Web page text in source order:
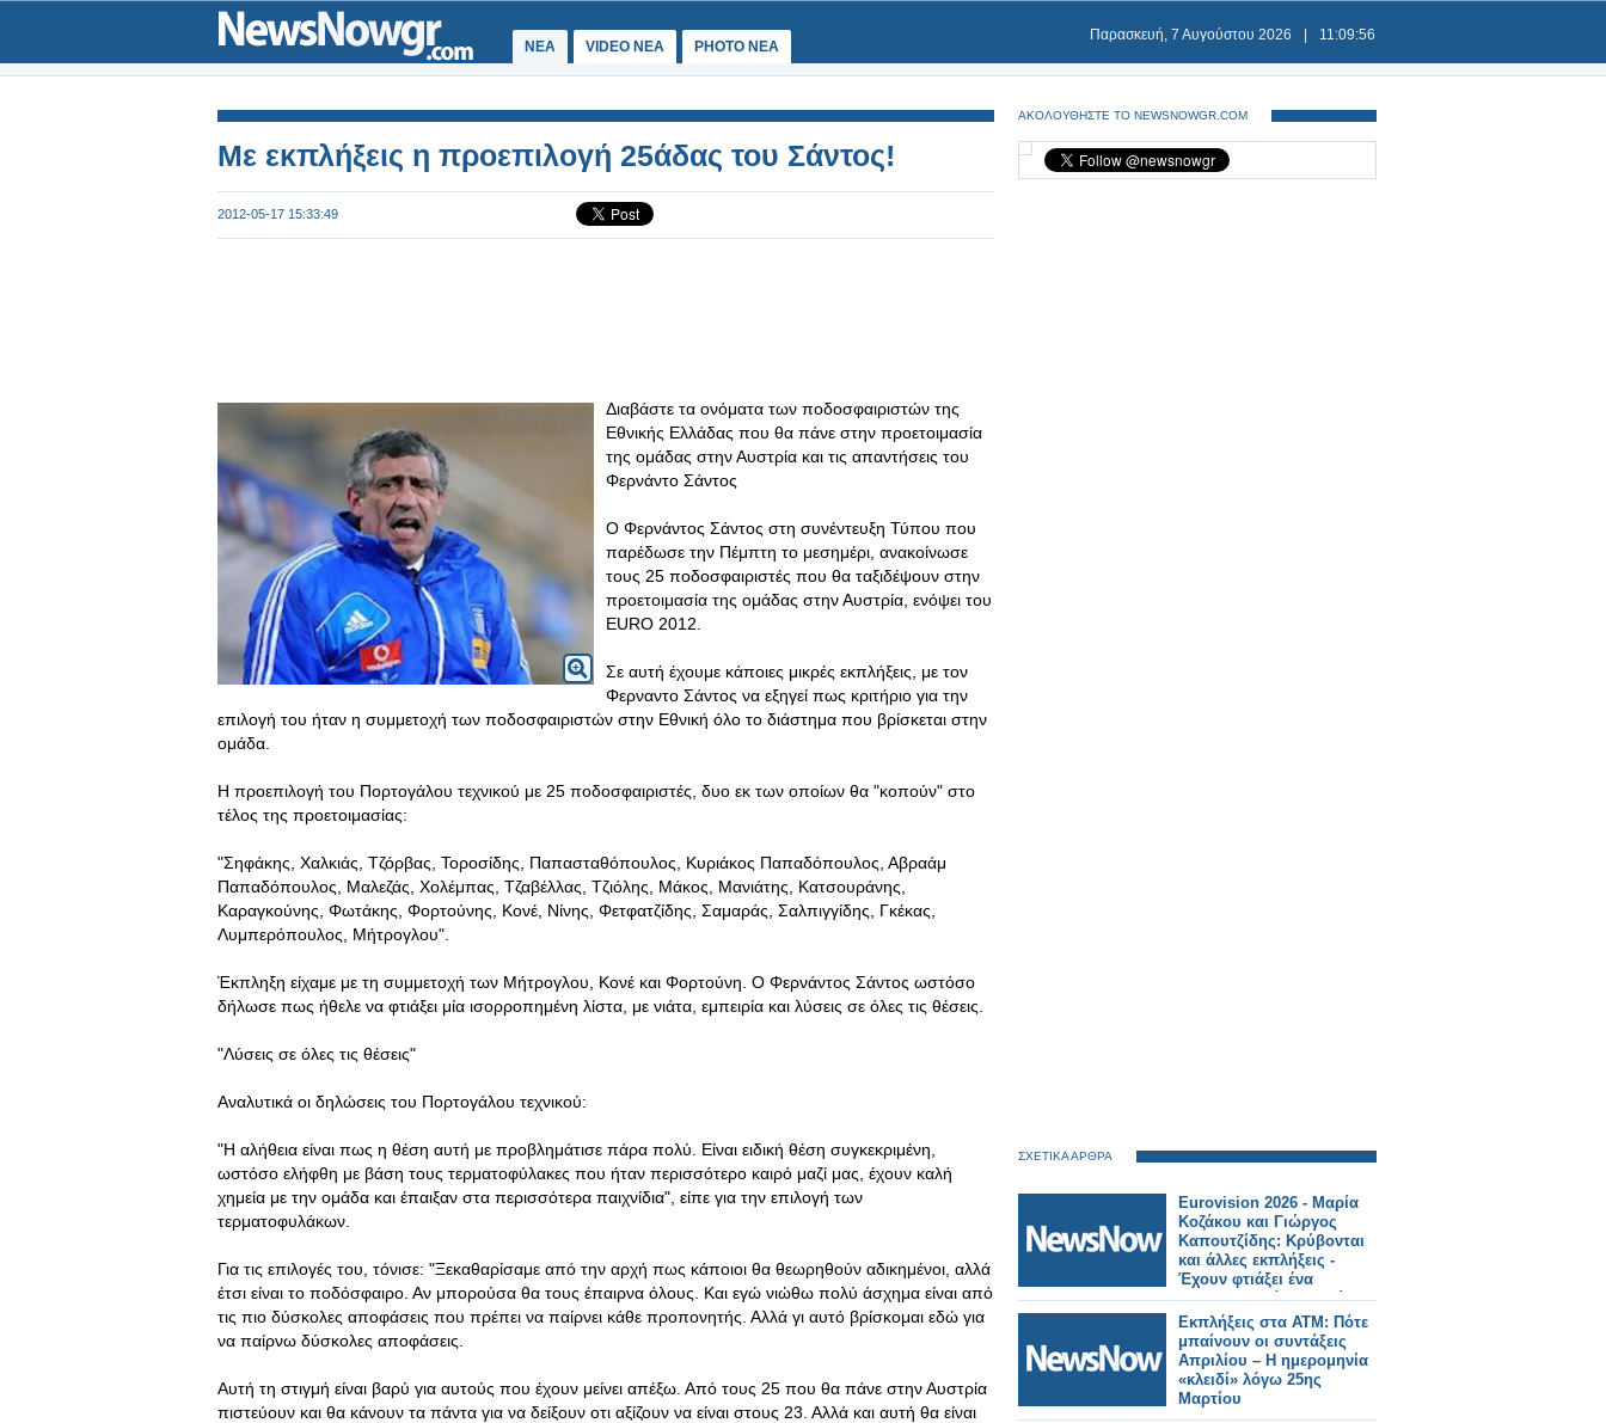
ΝΕΑ VIDEO NEA PHOTO NEA
Παρασκευή, 7 Αυγούστου 2026 11:09:57
Με εκπλήξεις η προεπιλογή 25άδας του Σάντος!
2012-05-17 15:33:49
Διαβάστε τα ονόματα των ποδοσφαιριστών της
Εθνικής Ελλάδας που θα πάνε στην προετοιμασία
της ομάδας στην Αυστρία και τις απαντήσεις του
Φερνάντο Σάντος
Ο Φερνάντος Σάντος στη συνέντευξη Τύπου που
παρέδωσε την Πέμπτη το μεσημέρι, ανακοίνωσε
τους 25 ποδοσφαιριστές που θα ταξιδέψουν στην
προετοιμασία της ομάδας στην Αυστρία, ενόψει του
EURO 2012.
Σε αυτή έχουμε κάποιες μικρές εκπλήξεις, με τον
Φερναντο Σάντος να εξηγεί πως κριτήριο για την
επιλογή του ήταν η συμμετοχή των ποδοσφαιριστών στην Εθνική όλο το διάστημα που βρίσκεται στην
ομάδα.
Η προεπιλογή του Πορτογάλου τεχνικού με 25 ποδοσφαιριστές, δυο εκ των οποίων θα "κοπούν" στο
τέλος της προετοιμασίας:
"Σηφάκης, Χαλκιάς, Τζόρβας, Τοροσίδης, Παπασταθόπουλος, Κυριάκος Παπαδόπουλος, Αβραάμ
Παπαδόπουλος, Μαλεζάς, Χολέμπας, Τζαβέλλας, Τζιόλης, Μάκος, Μανιάτης, Κατσουράνης,
Καραγκούνης, Φωτάκης, Φορτούνης, Κονέ, Νίνης, Φετφατζίδης, Σαμαράς, Σαλπιγγίδης, Γκέκας,
Λυμπερόπουλος, Μήτρογλου".
Έκπληξη είχαμε με τη συμμετοχή των Μήτρογλου, Κονέ και Φορτούνη. Ο Φερνάντος Σάντος ωστόσο
δήλωσε πως ήθελε να φτιάξει μία ισορροπημένη λίστα, με νιάτα, εμπειρία και λύσεις σε όλες τις θέσεις.
"Λύσεις σε όλες τις θέσεις"
Αναλυτικά οι δηλώσεις του Πορτογάλου τεχνικού:
"Η αλήθεια είναι πως η θέση αυτή με προβλημάτισε πάρα πολύ. Είναι ειδική θέση συγκεκριμένη,
ωστόσο ελήφθη με βάση τους τερματοφύλακες που ήταν περισσότερο καιρό μαζί μας, έχουν καλή
χημεία με την ομάδα και έπαιξαν στα περισσότερα παιχνίδια", είπε για την επιλογή των
τερματοφυλάκων.
Για τις επιλογές του, τόνισε: "Ξεκαθαρίσαμε από την αρχή πως κάποιοι θα θεωρηθούν αδικημένοι, αλλά
έτσι είναι το ποδόσφαιρο. Αν μπορούσα θα τους έπαιρνα όλους. Και εγώ νιώθω πολύ άσχημα είναι από
τις πιο δύσκολες αποφάσεις που πρέπει να παίρνει κάθε προπονητής. Αλλά γι αυτό βρίσκομαι εδώ για
να παίρνω δύσκολες αποφάσεις.
Αυτή τη στιγμή είναι βαρύ για αυτούς που έχουν μείνει απέξω. Από τους 25 που θα πάνε στην Αυστρία
πιστεύουν και θα κάνουν τα πάντα για να δείξουν οτι αξίζουν να είναι στους 23. Αλλά και αυτή θα είναι
ΑΚΟΛΟΥΘΗΣΤΕ ΤΟ NEWSNOWGR.COM
ΣΧΕΤΙΚΑ ΑΡΘΡΑ
Eurovision 2026 - Μαρία
Κοζάκου και Γιώργος
Καπουτζίδης: Κρύβονται
και άλλες εκπλήξεις -
Έχουν φτιάξει ένα
καταπληκτικό παραμύθι.
Video game -
Εκπλήξεις στα ΑΤΜ: Πότε
μπαίνουν οι συντάξεις
Απριλίου – Η ημερομηνία
«κλειδί» λόγω 25ης
Μαρτίου